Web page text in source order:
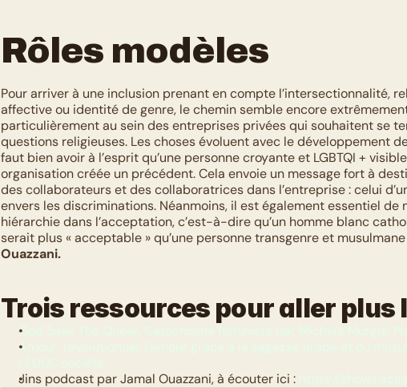
Rôles modèles
Pour arriver à une inclusion prenant en compte l’intersectionnalité,
affective ou identité de genre, le chemin semble encore
particulièrement au sein des entreprises privées qui souhaitent se
questions religieuses. Les choses évoluent avec le développement
faut bien avoir à l’esprit qu’une personne croyante et LGBTQI +
organisation créée un précédent. Cela envoie un message fort à
des collaborateurs et des collaboratrices dans l’entreprise : celui
envers les discriminations. Néanmoins, il est également essentiel de
hiérarchie dans l’acceptation, c’est-à-dire qu’un homme blanc
serait plus « acceptable » qu’une personne transgenre et musulmane
Ouazzani.
Trois ressources pour aller plus
God Save The Queer, Catéchisme féministe par Michela Murgia,
Amour, révolutionner l’amour grâce à la sagesse arabe et ou
Jins podcast par Jamal Ouazzani, à écouter ici :